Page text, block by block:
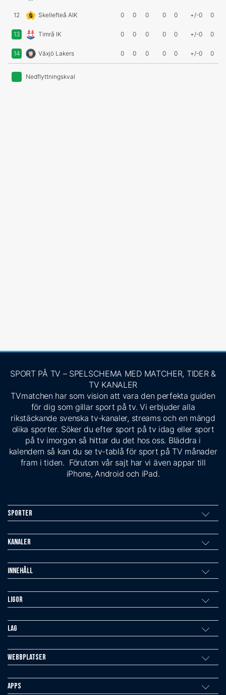
12 Skellefteå AIK 0 0 0 0 0 +/-0 0
13 Timrå IK 0 0 0 0 0 +/-0 0
14 Växjö Lakers 0 0 0 0 0 +/-0 0
Nedflyttningskval
SPORT PÅ TV – SPELSCHEMA MED MATCHER, TIDER &
TV KANALER
TVmatchen har som vision att vara den perfekta guiden
för dig som gillar sport på tv. Vi erbjuder alla
rikstäckande svenska tv-kanaler, streams och en mängd
olika sporter. Söker du efter sport på tv idag eller sport
på tv imorgon så hittar du det hos oss. Bläddra i
kalendern så kan du se tv-tablå för sport på TV månader
fram i tiden. Förutom vår sajt har vi även appar till
iPhone, Android och iPad.
Sporter
Kanaler
Innehåll
Ligor
Lag
Webbplatser
Apps